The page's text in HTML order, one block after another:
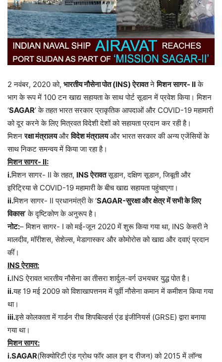
2 नवंबर, 2020 को, भारतीय नौसेना पोत (INS) ऐरावतनेमिशन सागर- IIके
भाग के रूप में 100 टन खाद्य सहायता के साथ पोर्ट सूडान में प्रवेश किया। मिशन
‘SAGAR’ के तहत भारत सरकार प्राकृतिक आपदाओं और COVID-19 महामारी
को दूर करने के लिए मित्रवत विदेशी देशों को सहायता प्रदान कर रही है।
मिशनरक्षा मंत्रालयऔरविदेश मंत्रालयऔर भारत सरकार की अन्य एजेंसियों के
साथ निकट समन्वय में किया जा रहा है।
मिशन सागर- II:
i.मिशन सागर- II के तहत, INS ऐरावतसूडान, दक्षिण सूडान, जिबूती और
इरिट्रिया से COVID-19 महामारी के बीच खाद्य सहायता पहुंचाएगा।
ii.मिशन सागर- II प्रधानमंत्री के ‘SAGAR-सुरक्षा और क्षेत्र में सभी के लिए
विकास’ के दृष्टिकोण के अनुरूप है।
नोट:– मिशन सागर- I को मई-जून 2020 में शुरू किया गया था, INS केसरी ने
मालदीव, मॉरीशस, सेशेल्स, मेडागास्कर और कोमोरोस को खाद्य और दवाएं प्रदान
कीं।
INS ऐरावत:
i.INS ऐरावत भारतीय नौसेना का तीसरा शार्दुल-वर्ग उभयचर युद्ध पोत है।
ii.यह 19 मई 2009 को विशाखापत्तनम में पूर्वी नौसेना कमान में कमीशन किया गया
था।
iii.इसे कोलकाता में गार्डन रीच शिपबिल्डर्स एंड इंजीनियर्स (GRSE) द्वारा बनाया
गया था।
मिशन सागर:
i.SAGAR(सिक्योरिटी एंड ग्रोथ फॉर आल इन द रीजन) को 2015 में लॉन्च